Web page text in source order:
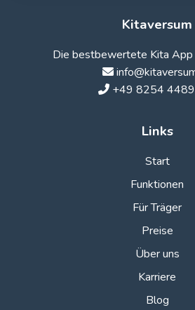
Kitaversum
Die bestbewertete Kita App
+49 8254
Links
Start
Funktionen
Für Träger
Preise
Über uns
Karriere
Blog